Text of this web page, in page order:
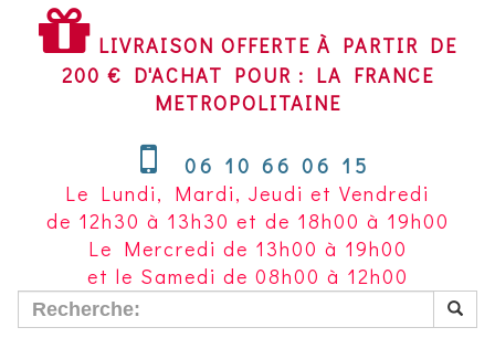
OFFERTE
À
PARTIR
€
D'ACHAT
POUR
LA
FRANCE
METROPOLITAINE~
LIVRAISON OFFERTE À PARTIR DE
200 € D'ACHAT POUR : LA FRANCE
METROPOLITAINE
06 10 66 06 15
Le Lundi, Mardi, Jeudi et Vendredi
de 12h30 à 13h30 et de 18h00 à 19h00
Le Mercredi de 13h00 à 19h00
et le Samedi de 08h00 à 12h00